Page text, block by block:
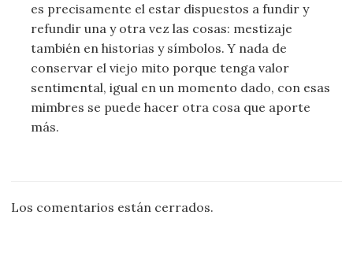
es precisamente el estar dispuestos a fundir y
refundir una y otra vez las cosas: mestizaje
también en historias y símbolos. Y nada de
conservar el viejo mito porque tenga valor
sentimental, igual en un momento dado, con esas
mimbres se puede hacer otra cosa que aporte
más.
Los comentarios están cerrados.